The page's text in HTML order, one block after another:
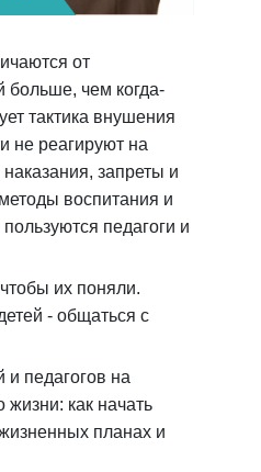
от
больше, чем когда-
тактика внушения
не реагируют на
запреты и
воспитания и
педагоги и
их поняли.
- общаться с
педагогов на
как начать
планах и